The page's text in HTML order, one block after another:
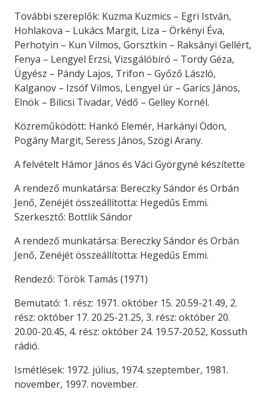
További szereplők: Kuzma Kuzmics – Egri István,
Hohlakova – Lukács Margit, Liza – Örkényi Éva,
Perhotyin – Kun Vilmos, Gorsztkin – Raksányi Gellért,
Fenya – Lengyel Erzsi, Vizsgálóbíró – Tordy Géza,
Ügyész – Pándy Lajos, Trifon – Győző László,
Kalganov – Izsóf Vilmos, Lengyel úr – Garics János,
Elnök – Bilicsi Tivadar, Védő – Gelley Kornél.
Közreműködött: Hankó Elemér, Harkányi Ödön,
Pogány Margit, Seress János, Szögi Arany.
A felvételt Hámor János és Váci Györgyné készítette
A rendező munkatársa: Bereczky Sándor és Orbán
Jenő, Zenéjét összeállította: Hegedűs Emmi.
Szerkesztő: Bottlik Sándor
A rendező munkatársa: Bereczky Sándor és Orbán
Jenő, Zenéjét összeállította: Hegedűs Emmi.
Rendező: Török Tamás (1971)
Bemutató: 1. rész: 1971. október 15. 20.59-21.49, 2.
rész: október 17. 20.25-21.25, 3. rész: október 20.
20.00-20.45, 4. rész: október 24. 19.57-20.52, Kossuth
rádió.
Ismétlések: 1972. július, 1974. szeptember, 1981.
november, 1997. november.